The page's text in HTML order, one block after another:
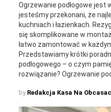
Ogrzewanie podłogowe jest
jesteśmy przekonani, że
kuchniach i łazienkach.
się skomplikowane w
łatwo zamontować w
Przedstawiamy krótki
podłogowego – o czym
rozwiązanie? Ogrzewanie
by Redakcja Kasa Na